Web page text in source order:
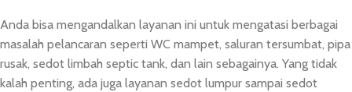
Anda bisa mengandalkan layanan ini untuk mengatasi berbagai
masalah pelancaran seperti WC mampet, saluran tersumbat, pipa
rusak, sedot limbah septic tank, dan lain sebagainya. Yang tidak
kalah penting, ada juga layanan sedot lumpur sampai sedot